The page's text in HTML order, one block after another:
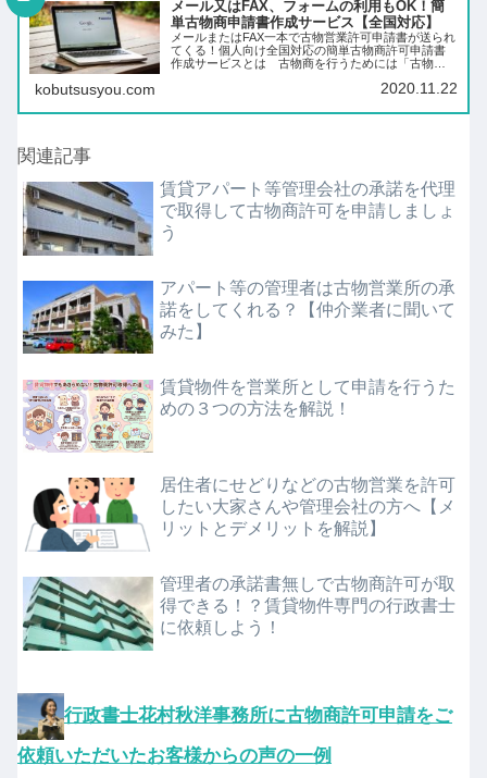
メール又はFAX、フォームの利用もOK！簡
単古物商申請書作成サービス【全国対応】
メールまたはFAX一本で古物営業許可申請書が送られ
てくる！個人向け全国対応の簡単古物商許可申請書
作成サービスとは 古物商を行うためには「古物営
所の所在地を管轄する警察署の古物商担当課へ作成
kobutsusyou.com 2020.11.22
関連記事
賃貸アパート等管理会社の承諾を代理
で取得して古物商許可を申請しましょ
う
アパート等の管理者は古物営業所の承
諾をしてくれる？【仲介業者に聞いて
みた】
賃貸物件を営業所として申請を行うた
めの３つの方法を解説！
居住者にせどりなどの古物営業を許可
したい大家さんや管理会社の方へ【メ
リットとデメリットを解説】
管理者の承諾書無しで古物商許可が取
得できる！？賃貸物件専門の行政書士
に依頼しよう！
行政書士花村秋洋事務所に古物商許可申請をご
依頼いただいたお客様からの声の一例